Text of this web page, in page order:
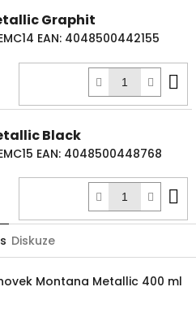
Graphit
EAN: 4048500442155
Black
EAN: 4048500448768
Diskuze
Montana Metallic 400 ml